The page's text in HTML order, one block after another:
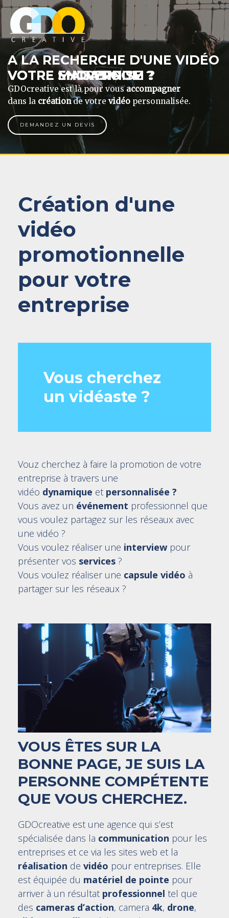
A LA RECHERCHE D'UNE VIDÉO
VOTRE ENTREPRISE ?
VOTRE MAGASIN ?
VOTRE SHOWROOM ?
GDOcreative est là pour vousaccompagner
dans la créationde votre vidéo personnalisée.
DEMANDEZ UN DEVIS
Création d'une
vidéo
promotionnelle
pour votre
entreprise
Vous cherchez
un vidéaste ?
Vouz cherchez à faire la promotion de votre
entreprise à travers une
vidéo dynamique et personnalisée ?
Vous avez un événement professionnel que
vous voulez partagez sur les réseaux avec
une vidéo ?
Vous voulez réaliser une interview pour
présenter vos services ?
Vous voulez réaliser une capsule vidéo à
partager sur les réseaux ?
VOUS ÊTES SUR LA
BONNE PAGE, JE SUIS LA
PERSONNE COMPÉTENTE
QUE VOUS CHERCHEZ.
GDOcreative est une agence qui s’est
spécialisée dans la communication pour les
entreprises et ce via les sites web et la
réalisation de vidéo pour entreprises. Elle
est équipée du matériel de pointe pour
arriver à un résultat professionnel tel que
des cameras d’action, camera 4k, drone,